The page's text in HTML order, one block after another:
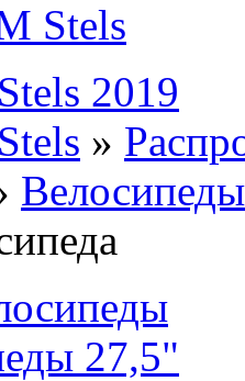
Stels
2019
»
27,5"